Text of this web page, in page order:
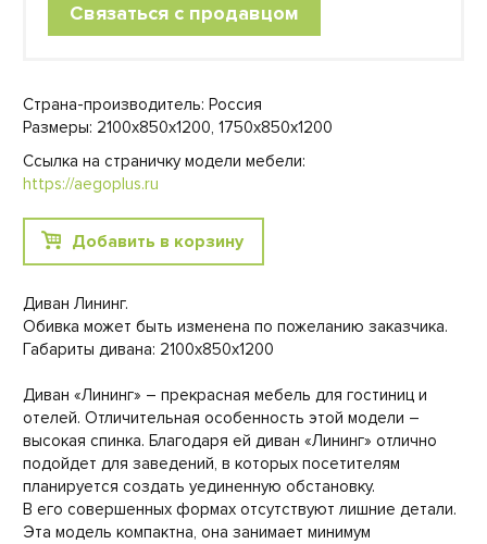
Связаться с продавцом
Страна-производитель: Россия
Размеры: 2100х850х1200, 1750х850х1200
Ссылка на страничку модели мебели:
https://aegoplus.ru
Добавить в корзину
Диван Лининг.
Обивка может быть изменена по пожеланию заказчика.
Габариты дивана: 2100х850х1200
Диван «Лининг» – прекрасная мебель для гостиниц и
отелей. Отличительная особенность этой модели –
высокая спинка. Благодаря ей диван «Лининг» отлично
подойдет для заведений, в которых посетителям
планируется создать уединенную обстановку.
В его совершенных формах отсутствуют лишние детали.
Эта модель компактна, она занимает минимум